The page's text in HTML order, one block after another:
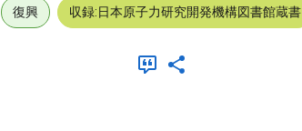
復興 収録:日本原子力研究開発機構図書館蔵書